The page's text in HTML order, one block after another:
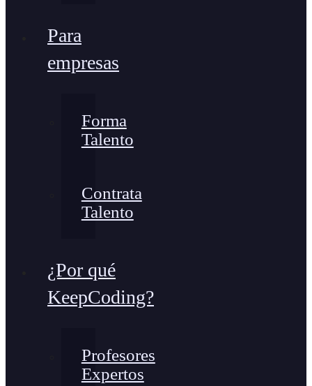
Para
empresas
Forma
Talento
Contrata
Talento
¿Por qué
KeepCoding?
Profesores
Expertos